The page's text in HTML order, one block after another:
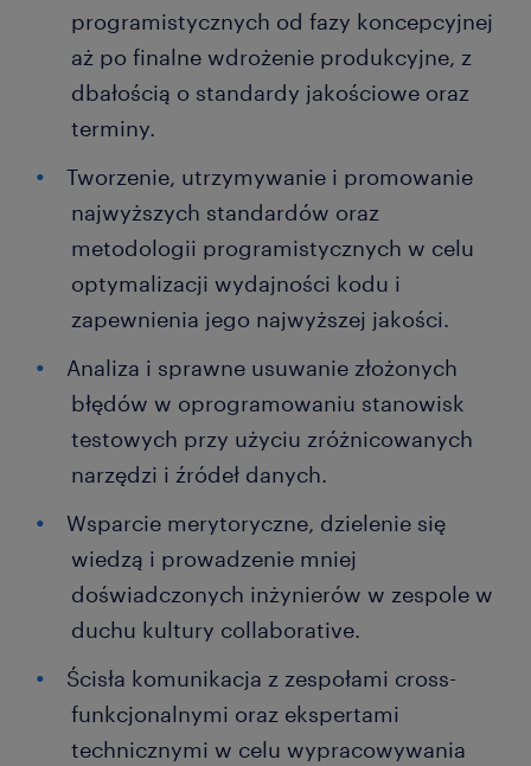
programistycznych od fazy koncepcyjnej
aż po finalne wdrożenie produkcyjne, z
dbałością o standardy jakościowe oraz
terminy.
Tworzenie, utrzymywanie i promowanie
najwyższych standardów oraz
metodologii programistycznych w celu
optymalizacji wydajności kodu i
zapewnienia jego najwyższej jakości.
Analiza i sprawne usuwanie złożonych
błędów w oprogramowaniu stanowisk
testowych przy użyciu zróżnicowanych
narzędzi i źródeł danych.
Wsparcie merytoryczne, dzielenie się
wiedzą i prowadzenie mniej
doświadczonych inżynierów w zespole w
duchu kultury collaborative.
Ścisła komunikacja z zespołami cross-
funkcjonalnymi oraz ekspertami
technicznymi w celu wypracowywania